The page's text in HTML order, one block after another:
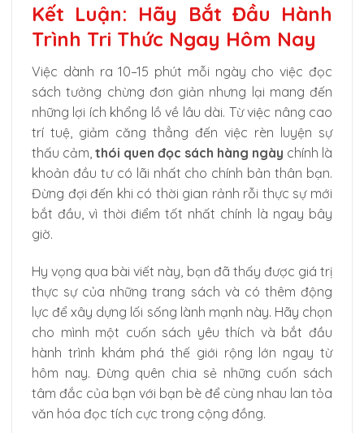
Kết Luận: Hãy Bắt Đầu Hành
Trình Tri Thức Ngay Hôm Nay
Việc dành ra 10–15 phút mỗi ngày cho việc đọc
sách tưởng chừng đơn giản nhưng lại mang đến
những lợi ích khổng lồ về lâu dài. Từ việc nâng cao
trí tuệ, giảm căng thẳng đến việc rèn luyện sự
thấu cảm, thói quen đọc sách hàng ngày chính là
khoản đầu tư có lãi nhất cho chính bản thân bạn.
Đừng đợi đến khi có thời gian rảnh rỗi thực sự mới
bắt đầu, vì thời điểm tốt nhất chính là ngay bây
giờ.
Hy vọng qua bài viết này, bạn đã thấy được giá trị
thực sự của những trang sách và có thêm động
lực để xây dựng lối sống lành mạnh này. Hãy chọn
cho mình một cuốn sách yêu thích và bắt đầu
hành trình khám phá thế giới rộng lớn ngay từ
hôm nay. Đừng quên chia sẻ những cuốn sách
tâm đắc của bạn với bạn bè để cùng nhau lan tỏa
văn hóa đọc tích cực trong cộng đồng.